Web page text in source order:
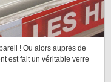
! Ou alors auprès de
est fait un véritable verre